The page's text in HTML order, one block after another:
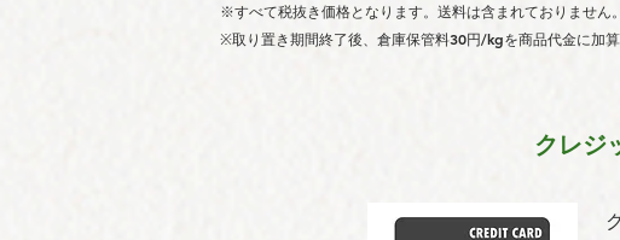
※すべて税抜き価格となります。送料は含まれておりません。
※取り置き期間終了後、倉庫保管料30円/kgを商品代金に加算
クレジ